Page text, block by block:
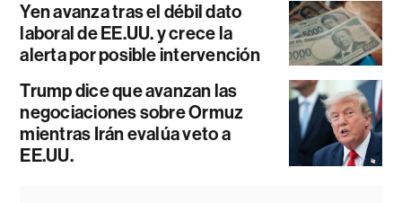
Yen avanza tras el débil dato
laboral de EE.UU. y crece la
alerta por posible intervención
Trump dice que avanzan las
negociaciones sobre Ormuz
mientras Irán evalúa veto a
EE.UU.